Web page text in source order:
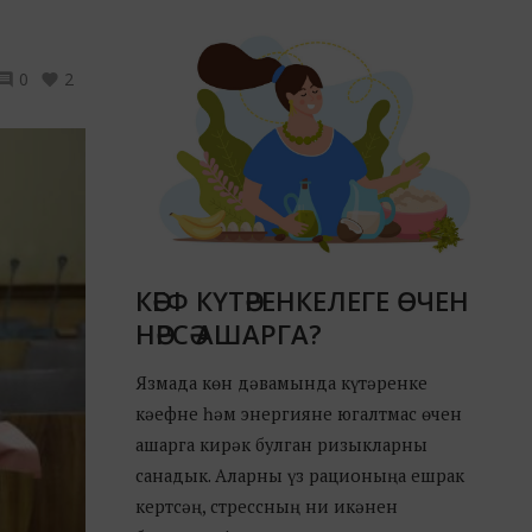
0 2
КӘЕФ КҮТӘРЕНКЕЛЕГЕ ӨЧЕН
НӘРСӘ АШАРГА?
Язмада көн дәвамында күтәренке
кәефне һәм энергияне югалтмас өчен
ашарга кирәк булган ризыкларны
санадык. Аларны үз рационыңа ешрак
кертсәң, стрессның ни икәнен